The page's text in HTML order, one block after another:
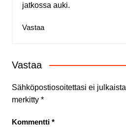
jatkossa auki.
Vastaa
Vastaa
Sähköpostiosoitettasi ei
merkitty *
Kommentti *